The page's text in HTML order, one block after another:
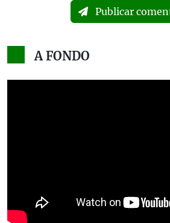
Publicar
A FONDO